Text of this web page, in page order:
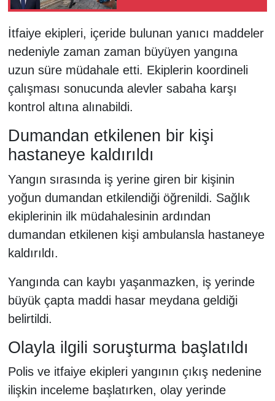
İtfaiye ekipleri, içeride bulunan yanıcı maddeler
nedeniyle zaman zaman büyüyen yangına
uzun süre müdahale etti. Ekiplerin koordineli
çalışması sonucunda alevler sabaha karşı
kontrol altına alınabildi.
Dumandan etkilenen bir kişi
hastaneye kaldırıldı
Yangın sırasında iş yerine giren bir kişinin
yoğun dumandan etkilendiği öğrenildi. Sağlık
ekiplerinin ilk müdahalesinin ardından
dumandan etkilenen kişi ambulansla hastaneye
kaldırıldı.
Yangında can kaybı yaşanmazken, iş yerinde
büyük çapta maddi hasar meydana geldiği
belirtildi.
Olayla ilgili soruşturma başlatıldı
Polis ve itfaiye ekipleri yangının çıkış nedenine
ilişkin inceleme başlatırken, olay yerinde